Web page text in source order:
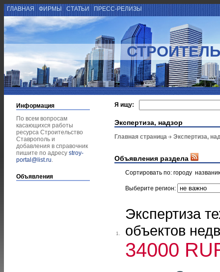
ГЛАВНАЯ ФИРМЫ СТАТЬИ ПРЕСС-РЕЛИЗЫ
Информация
По всем вопросам
касающихся работы
ресурса Строительство
Ставрополь и
добавления в справочник
пишите по адресу stroy-
portal@list.ru.
Объявления
Я ищу:
Экспертиза, надзор
Главная страница Экспертиза,
Объявления раздела
Сортировать по: городу
Выберите регион:
1.
Экспертиза
объектов
34000